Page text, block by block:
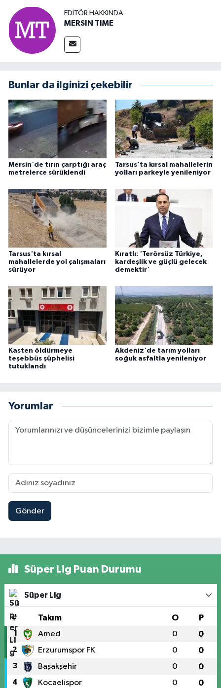
EDITÖR HAKKINDA
MERSIN TIME
Bunlar da ilginizi çekebilir
Mersin'de tırın çarptığı araç
metrelerce sürüklendi
Tarsus'ta kırsal mahallelerin
yolları parkeyle yenileniyor
Tarsus'ta kırsal
mahallelerde yol çalışmaları
sürüyor
Kıratlı: 'Terörsüz Türkiye,
kardeşlik ve güçlü gelecek
demektir'
Kasten öldürmeye
teşebbüs şüphelisi
tutuklandı
Akdeniz'de tarım yolları
soğuk asfaltla yenileniyor
Yorumlar
Gönder
Süper Lig Puan Durumu
Süper Lig
# Takım O P
1 Amed 0 0
2 Erzurumspor FK 0 0
3 Başakşehir 0 0
4 Kocaelispor 0 0